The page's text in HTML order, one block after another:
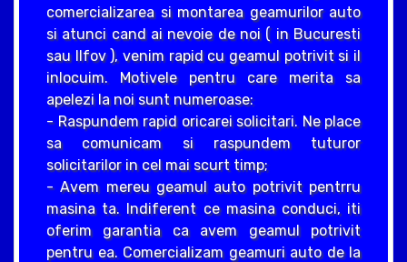
comercializarea si montarea geamurilor auto
si atunci cand ai nevoie de noi ( in Bucuresti
sau Ilfov ), venim rapid cu geamul potrivit si il
inlocuim. Motivele pentru care merita sa
apelezi la noi sunt numeroase:
- Raspundem rapid oricarei solicitari. Ne place
sa comunicam si raspundem tuturor
solicitarilor in cel mai scurt timp;
- Avem mereu geamul auto potrivit pentrru
masina ta. Indiferent ce masina conduci, iti
oferim garantia ca avem geamul potrivit
pentru ea. Comercializam geamuri auto de la